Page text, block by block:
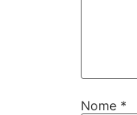
Nome *